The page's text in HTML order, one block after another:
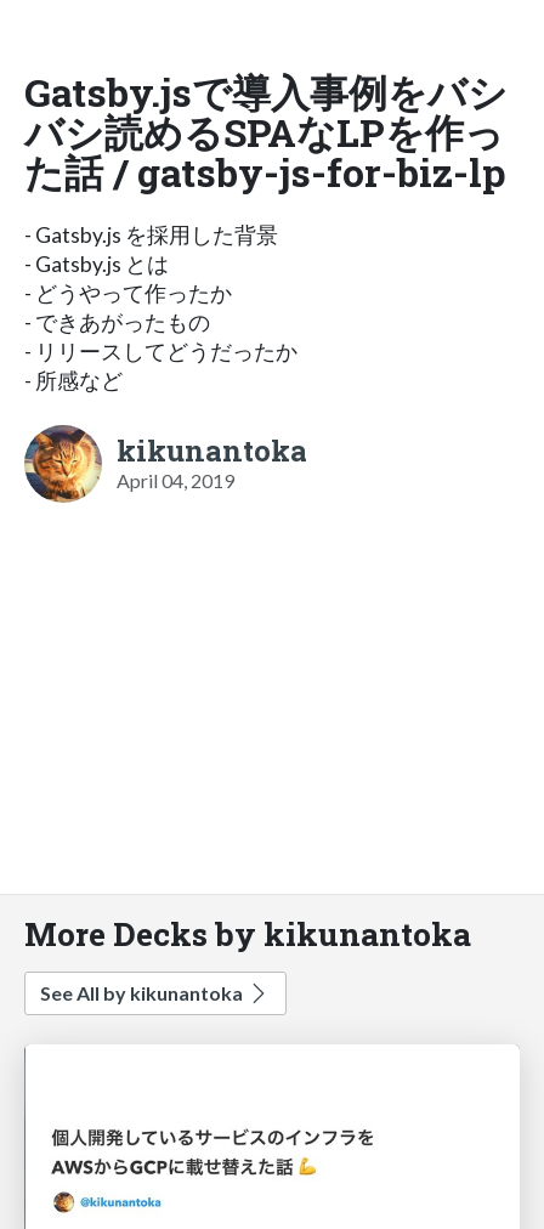
Gatsby.jsで導入事例をバシ
バシ読めるSPAなLPを作っ
た話 / gatsby-js-for-biz-lp
- Gatsby.js を採用した背景
- Gatsby.js とは
- どうやって作ったか
- できあがったもの
- リリースしてどうだったか
- 所感など
kikunantoka
April 04, 2019
More Decks by kikunantoka
See All by kikunantoka